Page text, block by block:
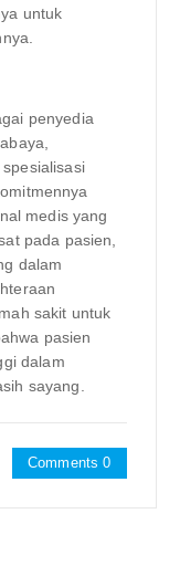
untuk
penyedia
medis yang
pada pasien,
dalam
sakit untuk
pasien
dalam
sayang.
Comments 0